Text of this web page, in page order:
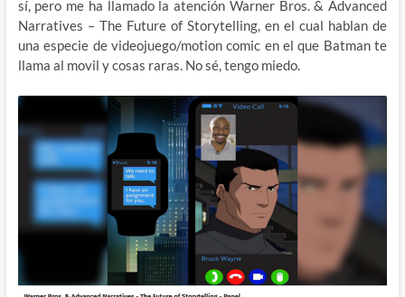
sí, pero me ha llamado la atención Warner Bros. & Advanced
Narratives – The Future of Storytelling, en el cual hablan de
una especie de videojuego/motion comic en el que Batman te
llama al movil y cosas raras. No sé, tengo miedo.